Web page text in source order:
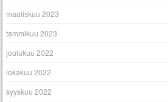
maaliskuu 2023
tammikuu 2023
joulukuu 2022
lokakuu 2022
syyskuu 2022